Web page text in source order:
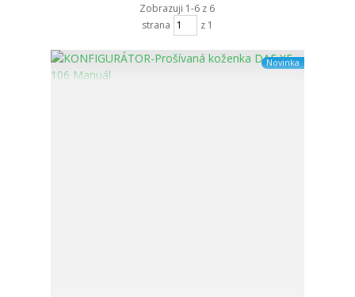
Zobrazuji 1-6 z 6
strana
z 1
Novinka